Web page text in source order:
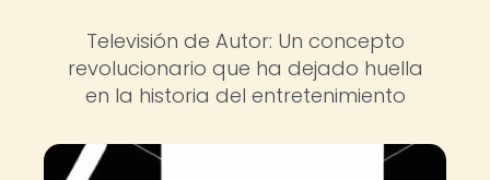
Televisión de Autor: Un concepto
revolucionario que ha dejado huella
en la historia del entretenimiento